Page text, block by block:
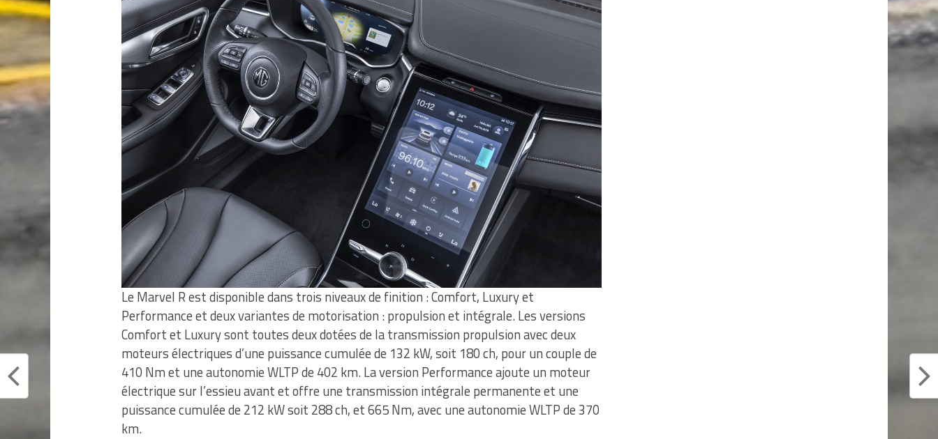
Le Marvel R est disponible dans trois niveaux de finition : Comfort, Luxury et
Performance et deux variantes de motorisation : propulsion et intégrale. Les versions
Comfort et Luxury sont toutes deux dotées de la transmission propulsion avec deux
moteurs électriques d’une puissance cumulée de 132 kW, soit 180 ch, pour un couple de
410 Nm et une autonomie WLTP de 402 km. La version Performance ajoute un moteur
électrique sur l’essieu avant et offre une transmission intégrale permanente et une
puissance cumulée de 212 kW soit 288 ch, et 665 Nm, avec une autonomie WLTP de 370
km.